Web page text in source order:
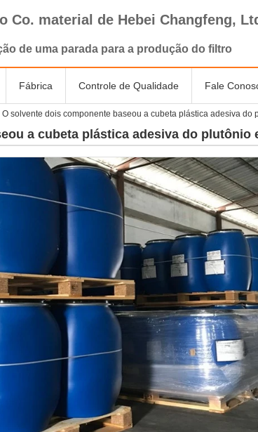
Co. material de Hebei Changfeng,
de uma parada para a produção do filtro
Fábrica Controle de Qualidade Fale
O solvente dois componente baseou a cubeta plástica adesiva do
a cubeta plástica adesiva do plutônio